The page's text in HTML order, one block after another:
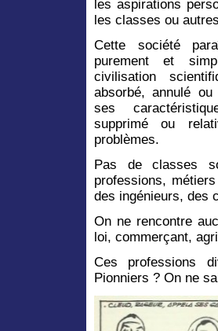
les aspirations
les classes ou
Cette société
purement et
civilisation
absorbé, annulé
ses
supprimé ou
problèmes.
Pas de classes
professions,
des ingénieurs, des
On ne rencontre
loi, commerçant,
Ces professions
Pionniers ? On ne